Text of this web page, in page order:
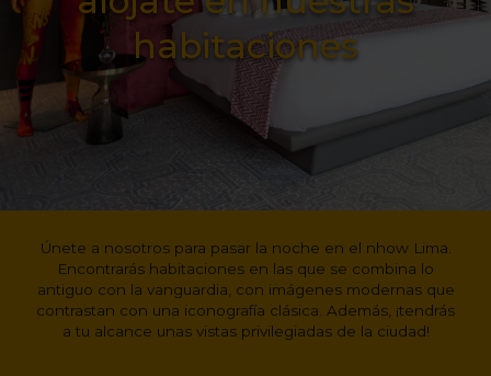
habitaciones
Únete a nosotros para pasar la noche en el nhow Lima.
Encontrarás habitaciones en las que se combina lo
antiguo con la vanguardia, con imágenes modernas que
contrastan con una iconografía clásica. Además, ¡tendrás
a tu alcance unas vistas privilegiadas de la ciudad!